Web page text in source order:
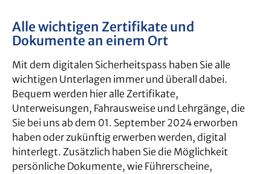
Alle wichtigen Zertifikate und
Dokumente an einem Ort
Mit dem digitalen Sicherheitspass haben Sie alle
wichtigen Unterlagen immer und überall dabei.
Bequem werden hier alle Zertifikate,
Unterweisungen, Fahrausweise und Lehrgänge, die
Sie bei uns ab dem 01. September 2024 erworben
haben oder zukünftig erwerben werden, digital
hinterlegt. Zusätzlich haben Sie die Möglichkeit
persönliche Dokumente, wie Führerscheine,